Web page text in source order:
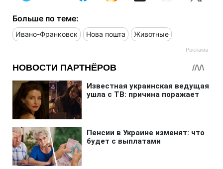
Больше по теме:
Ивано-Франковск Нова пошта Животные